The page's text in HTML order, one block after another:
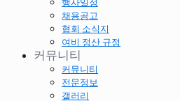
채용공고
협회 소식지
여비 정산 규정
커뮤니티
커뮤니티
전문정보
갤러리